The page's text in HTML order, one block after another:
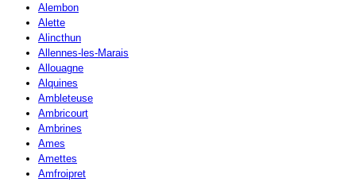
Alembon
Alette
Alincthun
Allennes-les-Marais
Allouagne
Alquines
Ambleteuse
Ambricourt
Ambrines
Ames
Amettes
Amfroipret